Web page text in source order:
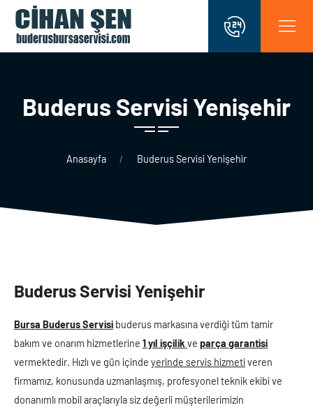
Buderus Servi̇si̇ Yeni̇şehi̇r
Anasayfa Buderus Servi̇si̇ Yeni̇şehi̇r
Buderus Servi̇si̇ Yeni̇şehi̇r
Bursa Buderus Servisi buderus markasına verdiği tüm tamir
bakım ve onarım hizmetlerine 1 yıl işçilik ve parça garantisi
vermektedir. Hızlı ve gün içinde yerinde servis hizmetiveren
firmamız, konusunda uzmanlaşmış, profesyonel teknik ekibi ve
donanımlı mobil araçlarıyla siz değerli müşterilerimizin